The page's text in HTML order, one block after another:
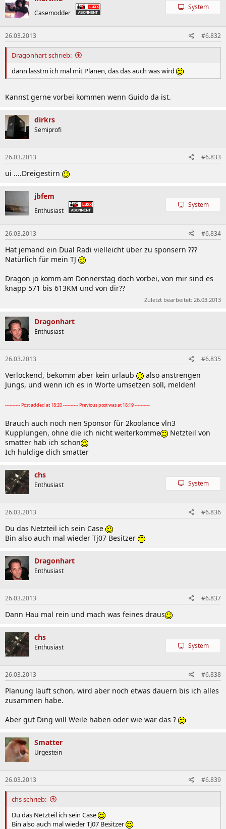
Casemodder
System
26.03.2013 #6.832
Dragonhart schrieb:
dann lasstm ich mal mit Planen, das das auch was wird
Kannst gerne vorbei kommen wenn Guido da ist.
dirkrs
Semiprofi
26.03.2013 #6.833
ui ....Dreigestirn
jbfem
Enthusiast
System
26.03.2013 #6.834
Hat jemand ein Dual Radi vielleicht über zu sponsern ???
Natürlich für mein TJ
Dragon jo komm am Donnerstag doch vorbei, von mir sind es
knapp 571 bis 613KM und von dir??
Zuletzt bearbeitet: 26.03.2013
Dragonhart
Enthusiast
26.03.2013 #6.835
Verlockend, bekomm aber kein urlaub
also anstrengen
Jungs, und wenn ich es in Worte umsetzen soll, melden!
---------- Post added at 18:20 ---------- Previous post was at 18:19 ----------
Brauch auch noch nen Sponsor für 2koolance vln3
Kupplungen, ohne die ich nicht weiterkomme
Netzteil von
smatter hab ich schon
Ich huldige dich smatter
chs
Enthusiast System
26.03.2013 #6.836
Du das Netzteil ich sein Case
Bin also auch mal wieder Tj07 Besitzer
Dragonhart
Enthusiast
26.03.2013 #6.837
Dann Hau mal rein und mach was feines draus
chs
Enthusiast System
26.03.2013 #6.838
Planung läuft schon, wird aber noch etwas dauern bis ich alles
zusammen habe.
Aber gut Ding will Weile haben oder wie war das ?
Smatter
Urgestein
26.03.2013 #6.839
chs schrieb:
Du das Netzteil ich sein Case
Bin also auch mal wieder Tj07 Besitzer